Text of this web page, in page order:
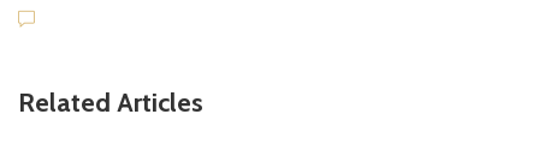
Related Articles